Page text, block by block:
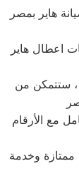
هاير بمصر
اعطال هاير
، ستتمكن من
وخدمة